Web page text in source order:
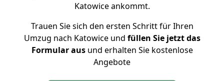
Katowice ankommt.
Trauen Sie sich den ersten Schritt für Ihren
Umzug nach Katowice und füllen Sie jetzt das
Formular ausund erhalten Sie kostenlose
Angebote